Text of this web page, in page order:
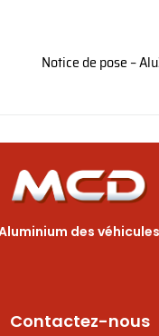
Notice de pose –
des
Contactez-nous